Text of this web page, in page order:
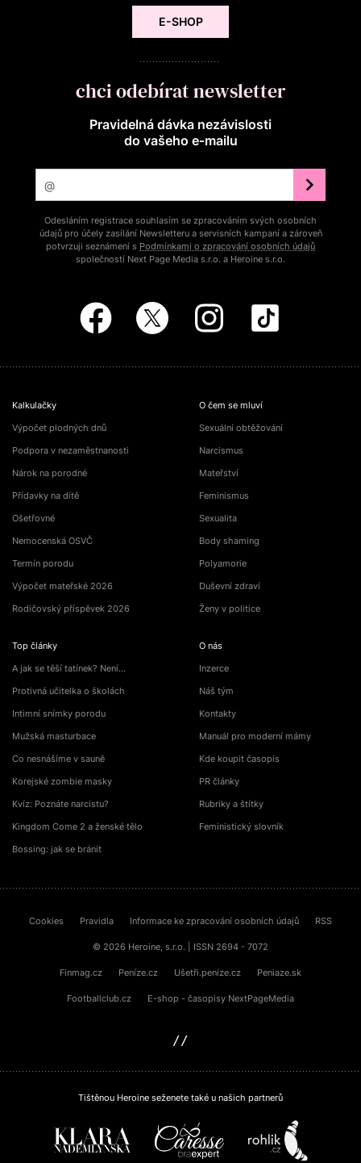
E-SHOP
chci odebírat newsletter
Pravidelná dávka nezávislosti
do vašeho e‑mailu
Odesláním registrace souhlasím se zpracováním svých osobních
údajů pro účely zasílání Newsletteru a servisních kampaní a zároveň
potvrzuji seznámení s Podmínkami o zpracování osobních údajů
společností Next Page Media s.r.o. a Heroine s.r.o.
Kalkulačky
Výpočet plodných dnů
Podpora v nezaměstnanosti
Nárok na porodné
Přídavky na dítě
Ošetřovné
Nemocenská OSVČ
Termín porodu
Výpočet mateřské 2026
Rodičovský příspěvek 2026
Top články
A jak se těší tatínek? Není…
Protivná učitelka o školách
Intimní snímky porodu
Mužská masturbace
Co nesnášíme v sauně
Korejské zombie masky
Kvíz: Poznáte narcistu?
Kingdom Come 2 a ženské tělo
Bossing: jak se bránit
O čem se mluví
Sexuální obtěžování
Narcismus
Mateřství
Feminismus
Sexualita
Body shaming
Polyamorie
Duševní zdraví
Ženy v politice
O nás
Inzerce
Náš tým
Kontakty
Manuál pro moderní mámy
Kde koupit časopis
PR články
Rubriky a štítky
Feministický slovník
Cookies Pravidla Informace ke zpracování osobních údajů RSS
© 2026 Heroine, s.r.o. | ISSN 2694 - 7072
Finmag.cz Peníze.cz Ušetři.peníze.cz Peniaze.sk
Footballclub.cz E-shop - časopisy NextPageMedia
Tištěnou Heroine seženete také u našich partnerů